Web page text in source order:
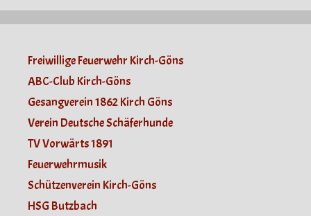
Freiwillige Feuerwehr Kirch-Göns
ABC-Club Kirch-Göns
Gesangverein 1862 Kirch Göns
Verein Deutsche Schäferhunde
TV Vorwärts 1891
Feuerwehrmusik
Schützenverein Kirch-Göns
HSG Butzbach